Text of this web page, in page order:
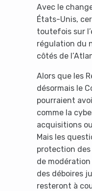
Avec le
États-Unis,
toutefois sur
régulation du
côtés de
Alors que les
désormais le
pourraient
comme la
acquisitions
Mais les
protection des
de
des déboires
resteront à
It
using